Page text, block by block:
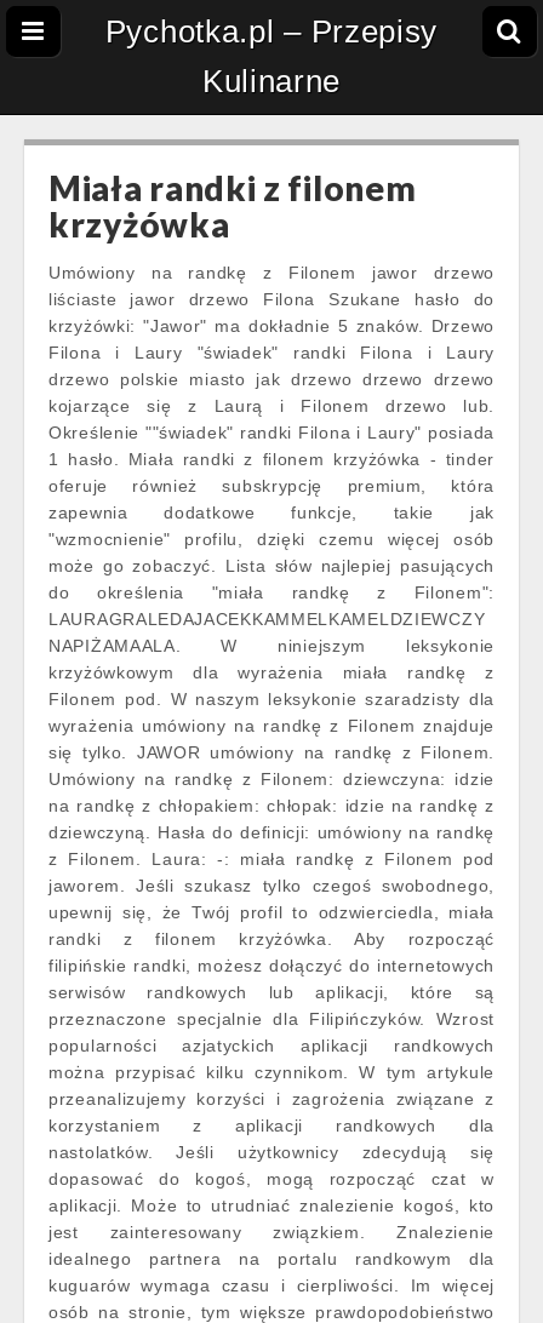
Pychotka.pl – Przepisy
Kulinarne
Miała randki z filonem
krzyżówka
Umówiony na randkę z Filonem jawor drzewo
liściaste jawor drzewo Filona Szukane hasło do
krzyżówki: "Jawor" ma dokładnie 5 znaków. Drzewo
Filona i Laury "świadek" randki Filona i Laury
drzewo polskie miasto jak drzewo drzewo drzewo
kojarzące się z Laurą i Filonem drzewo lub.
Określenie ""świadek" randki Filona i Laury" posiada
1 hasło. Miała randki z filonem krzyżówka - tinder
oferuje również subskrypcję premium, która
zapewnia dodatkowe funkcje, takie jak
"wzmocnienie" profilu, dzięki czemu więcej osób
może go zobaczyć. Lista słów najlepiej pasujących
do określenia "miała randkę z Filonem":
LAURAGRALEDAJACEKKAMMELKAMELDZIEWCZY
NAPIŻAMAALA. W niniejszym leksykonie
krzyżówkowym dla wyrażenia miała randkę z
Filonem pod. W naszym leksykonie szaradzisty dla
wyrażenia umówiony na randkę z Filonem znajduje
się tylko. JAWOR umówiony na randkę z Filonem.
Umówiony na randkę z Filonem: dziewczyna: idzie
na randkę z chłopakiem: chłopak: idzie na randkę z
dziewczyną. Hasła do definicji: umówiony na randkę
z Filonem. Laura: -: miała randkę z Filonem pod
jaworem. Jeśli szukasz tylko czegoś swobodnego,
upewnij się, że Twój profil to odzwierciedla, miała
randki z filonem krzyżówka. Aby rozpocząć
filipińskie randki, możesz dołączyć do internetowych
serwisów randkowych lub aplikacji, które są
przeznaczone specjalnie dla Filipińczyków. Wzrost
popularności azjatyckich aplikacji randkowych
można przypisać kilku czynnikom. W tym artykule
przeanalizujemy korzyści i zagrożenia związane z
korzystaniem z aplikacji randkowych dla
nastolatków. Jeśli użytkownicy zdecydują się
dopasować do kogoś, mogą rozpocząć czat w
aplikacji. Może to utrudniać znalezienie kogoś, kto
jest zainteresowany związkiem. Znalezienie
idealnego partnera na portalu randkowym dla
kuguarów wymaga czasu i cierpliwości. Im więcej
osób na stronie, tym większe prawdopodobieństwo